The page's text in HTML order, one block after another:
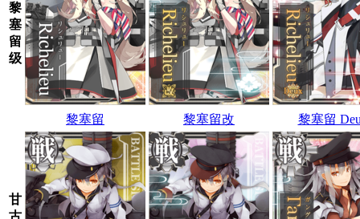
黎
塞
留
级
黎塞留 黎塞留改 黎塞留
甘